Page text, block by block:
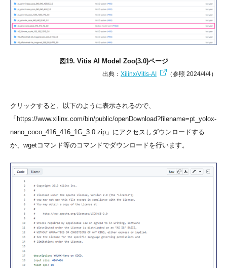
図19. Vitis AI Model Zoo(3.0)ページ
出典： Xilinx/Vitis-AI （参照 2024/4/4）
クリックすると、以下のように表示されるので、
「https://www.xilinx.com/bin/public/openDownload?filename=pt_yolox-
nano_coco_416_416_1G_3.0.zip」にアクセスしダウンロードする
か、wgetコマンド等のコマンドでダウンロードを行います。